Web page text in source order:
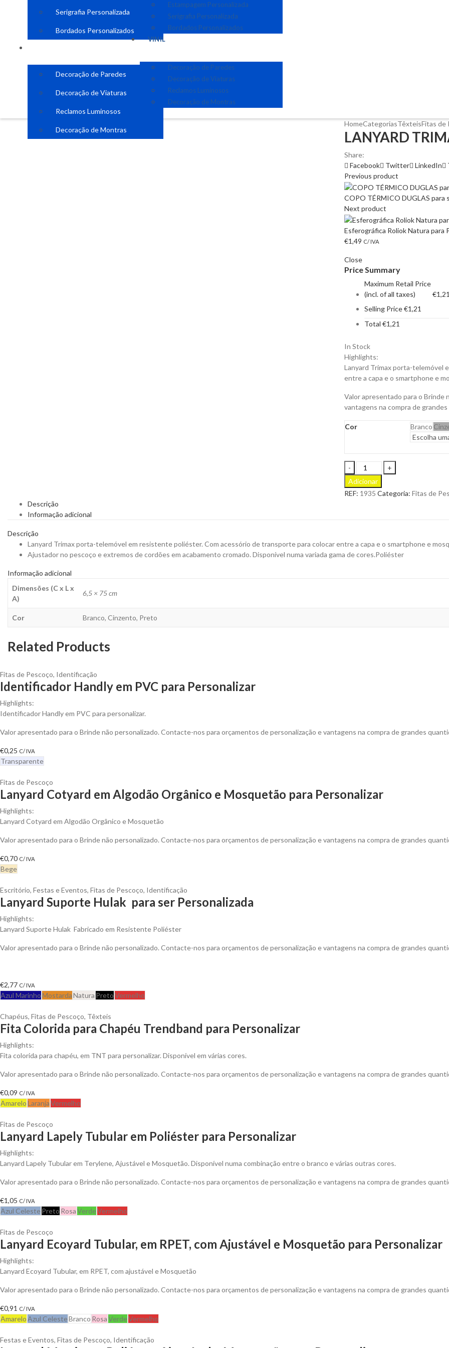
Serigrafia Personalizada
Bordados Personalizados
Decoração de Paredes
Decoração de Viaturas
Reclamos Luminosos
Decoração de Montras
Estampagem Personalizada
Serigrafia Personalizada
Bordados Personalizados
VINIL
Decoração de Paredes
Decoração de Viaturas
Reclamos Luminosos
Decoração de Montras
HomeCategoriasTêxteisFitas de
LANYARD
Share:
Facebook
Twitter LinkedIn
Previous product
COPO TÉRMICO DUGLAS para
Next product
Esferográfica Roliok Natura para
€1,49 C/ IVA
Close
Price Summary
Maximum Retail Price
(incl. of all taxes)
€1,21
Selling Price€1,21
Total €1,21
In Stock
Highlights:
Lanyard Trimax porta-telemóvel
entre a capa e o smartphone e
Valor apresentado para o Brinde
vantagens na compra de
Cor Branco
LANYARD
TRIMAX
para
Personalizar
Adicionar
REF: 1935 Categoria: Fitas de
Descrição
Informação adicional
Descrição
Lanyard Trimax porta-telemóvel em resistente poliéster. Com acessório de transporte para colocar entre a capa e o smartphone e
Ajustador no pescoço e extremos de cordões em acabamento cromado. Disponível numa variada gama de cores.Poliéster
Informação adicional
Dimensões (C x L x
A)
6,5 × 75 cm
Cor Branco, Cinzento, Preto
Related Products
Fitas de Pescoço, Identificação
Identificador Handly em PVC para Personalizar
Highlights:
Identificador Handly em PVC para personalizar.
Valor apresentado para o Brinde não personalizado. Contacte-nos para orçamentos de personalização e vantagens na compra de grandes
€0,25 C/ IVA
Transparente
Fitas de Pescoço
Lanyard Cotyard em Algodão Orgânico e Mosquetão para Personalizar
Highlights:
Lanyard Cotyard em Algodão Orgânico e Mosquetão
Valor apresentado para o Brinde não personalizado. Contacte-nos para orçamentos de personalização e vantagens na compra de grandes
€0,70 C/ IVA
Bege
Escritório, Festas e Eventos, Fitas de Pescoço, Identificação
Lanyard Suporte Hulak para ser Personalizada
Highlights:
Lanyard Suporte Hulak Fabricado em Resistente Poliéster
Valor apresentado para o Brinde não personalizado. Contacte-nos para orçamentos de personalização e vantagens na compra de grandes
€2,77 C/ IVA
Azul MarinhoMostardaNatura PretoVermelho
Chapéus, Fitas de Pescoço, Têxteis
Fita Colorida para Chapéu Trendband para Personalizar
Highlights:
Fita colorida para chapéu, em TNT para personalizar. Disponível em várias cores.
Valor apresentado para o Brinde não personalizado. Contacte-nos para orçamentos de personalização e vantagens na compra de grandes
€0,09 C/ IVA
AmareloLaranjaVermelho
Fitas de Pescoço
Lanyard Lapely Tubular em Poliéster para Personalizar
Highlights:
Lanyard Lapely Tubular em Terylene, Ajustável e Mosquetão. Disponível numa combinação entre o branco e várias outras cores.
Valor apresentado para o Brinde não personalizado. Contacte-nos para orçamentos de personalização e vantagens na compra de grandes
€1,05 C/ IVA
Azul Celeste Preto RosaVerdeVermelho
Fitas de Pescoço
Lanyard Ecoyard Tubular, em RPET, com Ajustável e Mosquetão para Personalizar
Highlights:
Lanyard Ecoyard Tubular, em RPET, com ajustável e Mosquetão
Valor apresentado para o Brinde não personalizado. Contacte-nos para orçamentos de personalização e vantagens na compra de grandes
€0,91 C/ IVA
AmareloAzul CelesteBranco RosaVerdeVermelho
Festas e Eventos, Fitas de Pescoço, Identificação